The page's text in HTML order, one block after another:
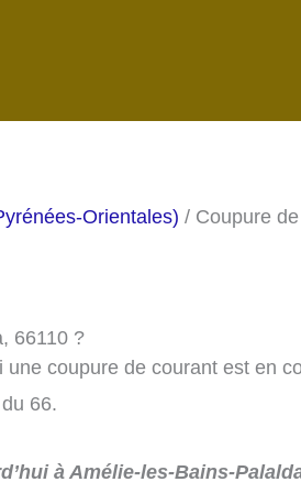
Orientales) / Coupure
66110 ?
coupure de courant est en
66.
à Amélie-les-Bains-